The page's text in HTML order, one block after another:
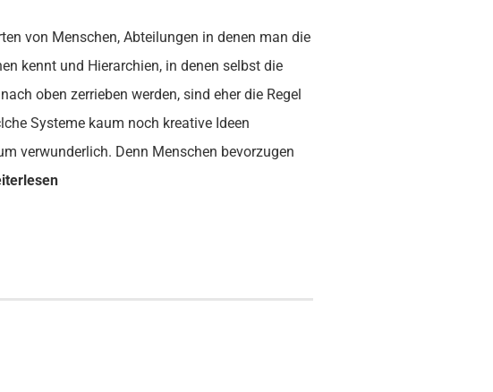
von Menschen, Abteilungen in denen man die
kennt und Hierarchien, in denen selbst die
oben zerrieben werden, sind eher die Regel
Systeme kaum noch kreative Ideen
verwunderlich. Denn Menschen bevorzugen